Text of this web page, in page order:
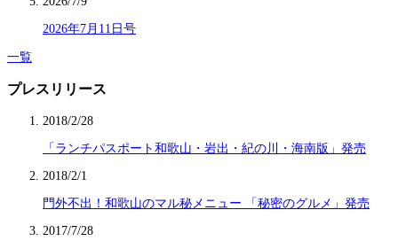
2026年7月11日号
一覧
プレスリリース
2018/2/28
「ランチパスポート和歌山・岩出・紀の川・海南版」発売
2018/2/1
門外不出！和歌山のマル秘メニュー 「秘密のグルメ」発売
2017/7/28